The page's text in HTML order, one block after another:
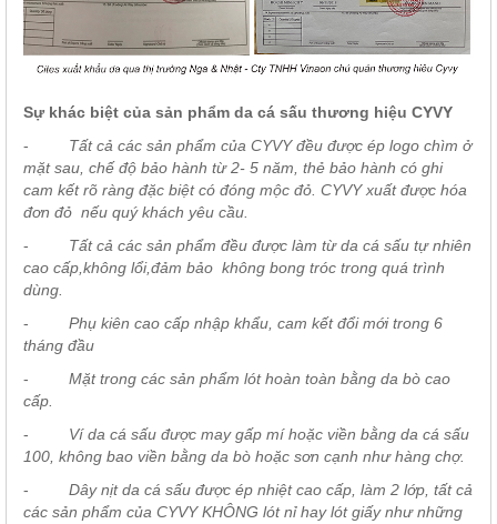
Sự khác biệt của sản phẩm da cá sấu thương hiệu CYVY
- Tất cả các sản phẩm của CYVY đều được ép logo chìm ở
mặt sau, chế độ bảo hành từ 2- 5 năm, thẻ bảo hành có ghi
cam kết rõ ràng đặc biệt có đóng mộc đỏ. CYVY xuất được hóa
đơn đỏ nếu quý khách yêu cầu.
- Tất cả các sản phẩm đều được làm từ da cá sấu tự nhiên
cao cấp không lổi,đảm bảo không bong tróc trong quá trình
dùng.
- Phụ kiên cao cấp nhập khẩu, cam kết đổi mới trong 6
tháng đầu
- Mặt trong các sản phẩm lót hoàn toàn bằng da bò cao
cấp.
- Ví da cá sấu được may gấp mí hoặc viền bằng da cá sấu
100, không bao viền bằng da bò hoặc sơn cạnh như hàng chợ.
- Dây nịt da cá sấu được ép nhiệt cao cấp, làm 2 lớp, tất cả
các sản phẩm của CYVYKHÔNG lót nỉ hay lót giấy như những